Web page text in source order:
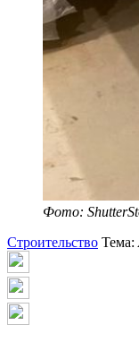
Фото:
Строительство Тема: